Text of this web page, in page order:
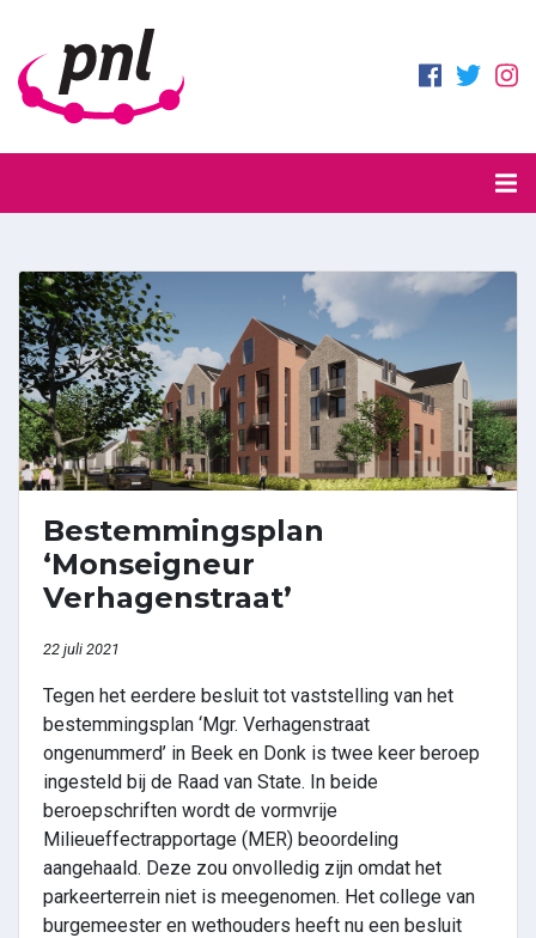
Bestemmingsplan
‘Monseigneur
Verhagenstraat’
22 juli 2021
Tegen het eerdere besluit tot vaststelling van het
bestemmingsplan ‘Mgr. Verhagenstraat
ongenummerd’ in Beek en Donk is twee keer beroep
ingesteld bij de Raad van State. In beide
beroepschriften wordt de vormvrije
Milieueffectrapportage (MER) beoordeling
aangehaald. Deze zou onvolledig zijn omdat het
parkeerterrein niet is meegenomen. Het college van
burgemeester en wethouders heeft nu een besluit